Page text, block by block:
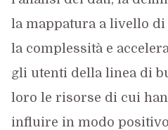
la mappatura a livello
la complessità e
gli utenti della linea di
loro le risorse di cui
influire in modo